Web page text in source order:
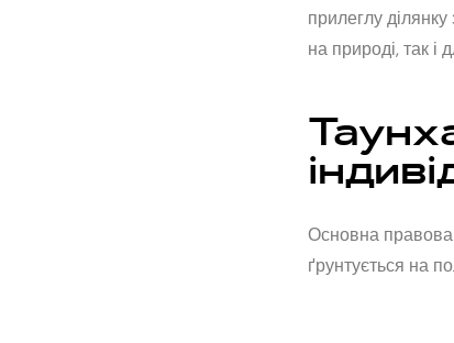
прилеглу
на природі, так і
Основна правова
ґрунтується на